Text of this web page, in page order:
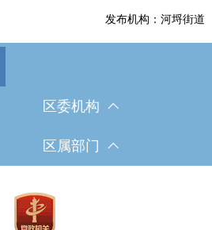
发布机构：河埒街道
区委机构
区属部门